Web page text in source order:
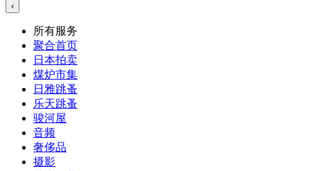
‹
所有服务
聚合首页
日本拍卖
煤炉市集
日雅跳蚤
乐天跳蚤
骏河屋
音频
奢侈品
摄影